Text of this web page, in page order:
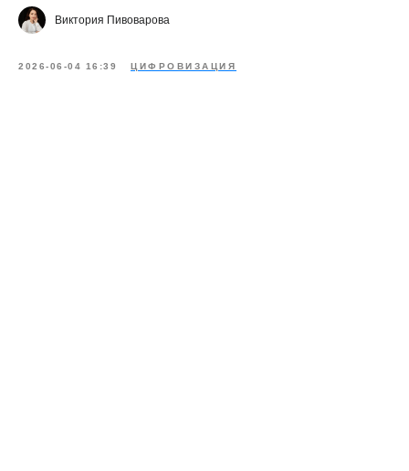
Виктория Пивоварова
2026-06-04 16:39 ЦИФРОВИЗАЦИЯ